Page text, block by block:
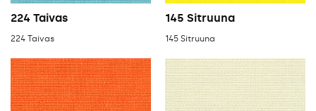
224 Taivas
224 Taivas
145 Sitruuna
145 Sitruuna